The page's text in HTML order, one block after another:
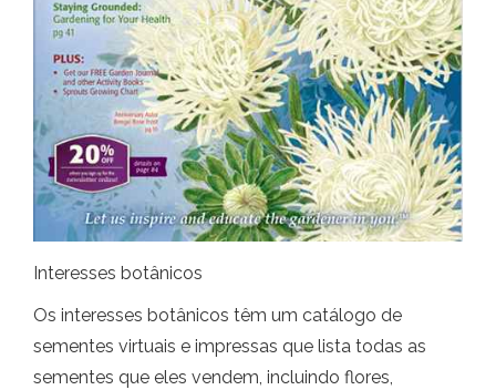
Interesses botânicos
Os interesses botânicos têm um catálogo de
sementes virtuais e impressas que lista todas as
sementes que eles vendem, incluindo flores,